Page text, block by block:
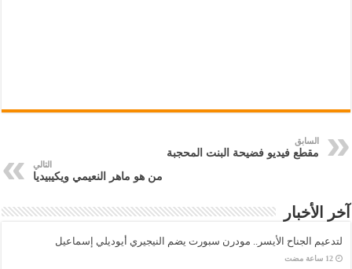
السابق
مقطع فيديو فضيحة البنت المحجبة
التالي
من هو ماهر النعيمي ويكيبيديا
آخر الأخبار
لتدعيم الجناح الأيسر.. مودرن سبورت يضم النيجيري أيوديلي إسماعيل
‏12 ساعة مضت